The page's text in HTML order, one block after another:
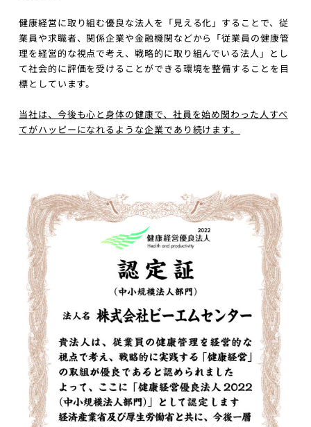
健康経営に取り組む優良な法人を「見える化」することで、従
業員や求職者、関係企業や金融機関などから「従業員の健康管
理を経営的な視点で考え、戦略的に取り組んでいる法人」とし
て社会的に評価を受けることができる環境を整備することを目
標としています。
当社は、今後も心と身体の健康で、社員を始め関わった人すべ
てがハッピーになれるような企業であり続けます。